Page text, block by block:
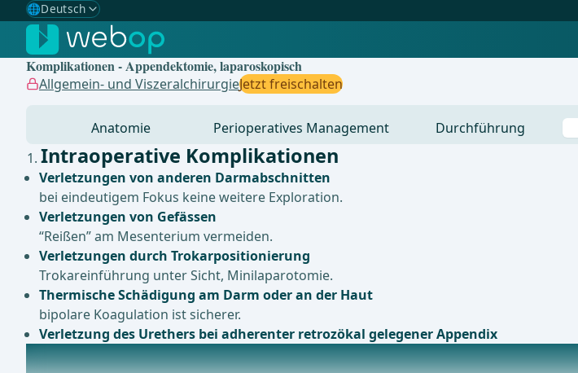
🌐Deutsch
Gewählte Sprache: Deutsch
🇩🇪 Deutsch ✓
🇬🇧English
Komplikationen - Appendektomie, laparoskopisch
Allgemein- und ViszeralchirurgieJetzt freischalten
Anatomie Perioperatives Management Durchführung
Intraoperative Komplikationen
Verletzungen von anderen Darmabschnitten
bei eindeutigem Fokus keine weitere Exploration.
Verletzungen von Gefässen
“Reißen” am Mesenterium vermeiden.
Verletzungen durch Trokarpositionierung
Trokareinführung unter Sicht, Minilaparotomie.
Thermische Schädigung am Darm oder an der Haut
bipolare Koagulation ist sicherer.
Verletzung des Urethers bei adherenter retrozökal gelegener Appendix
Postoperative Komplikationen